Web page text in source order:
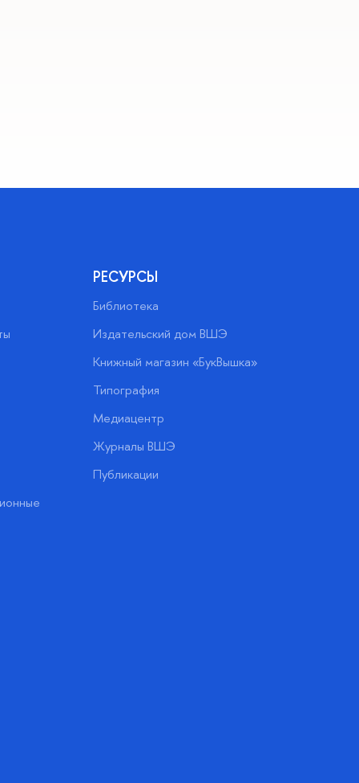
РЕСУРСЫ
Библиотека
Издательский дом ВШЭ
Книжный магазин «БукВышка»
Типография
Медиацентр
Журналы ВШЭ
Публикации